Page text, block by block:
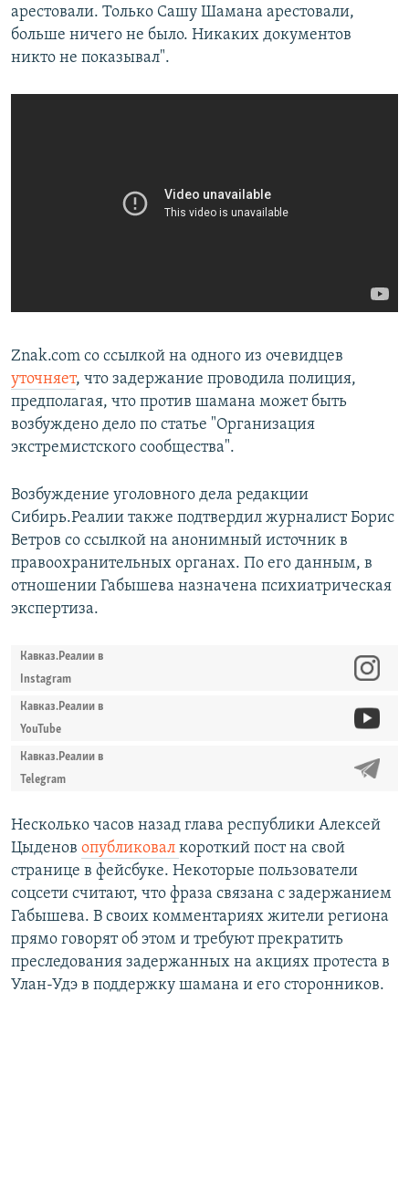
арестовали. Только Сашу Шамана арестовали,
больше ничего не было. Никаких документов
никто не показывал".
Znak.com со ссылкой на одного из очевидцев
уточняет, что задержание проводила полиция,
предполагая, что против шамана может быть
возбуждено дело по статье "Организация
экстремистского сообщества".
Возбуждение уголовного дела редакции
Сибирь.Реалии также подтвердил журналист Борис
Ветров со ссылкой на анонимный источник в
правоохранительных органах. По его данным, в
отношении Габышева назначена психиатрическая
экспертиза.
Кавказ.Реалии в
Instagram
Кавказ.Реалии в
YouTube
Кавказ.Реалии в
Telegram
Несколько часов назад глава республики Алексей
Цыденов опубликовал короткий пост на свой
странице в фейсбуке. Некоторые пользователи
соцсети считают, что фраза связана с задержанием
Габышева. В своих комментариях жители региона
прямо говорят об этом и требуют прекратить
преследования задержанных на акциях протеста в
Улан-Удэ в поддержку шамана и его сторонников.